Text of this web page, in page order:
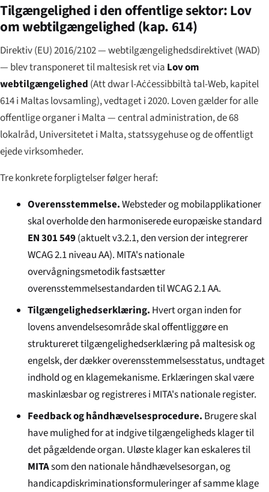
Tilgængelighed i den offentlige sektor: Lov
om webtilgængelighed (kap. 614)
Direktiv (EU) 2016/2102 — webtilgængelighedsdirektivet (WAD)
— blev transponeret til maltesisk ret via Lov om
webtilgængelighed (Att dwar l-Aċċessibbiltà tal-Web, kapitel
614 i Maltas lovsamling), vedtaget i 2020. Loven gælder for alle
offentlige organer i Malta — central administration, de 68
lokalråd, Universitetet i Malta, statssygehuse og de offentligt
ejede virksomheder.
Tre konkrete forpligtelser følger heraf:
Overensstemmelse.Websteder og mobilapplikationer
skal overholde den harmoniserede europæiske standard
EN 301 549(aktuelt v3.2.1, den version der integrerer
WCAG 2.1 niveau AA). MITA's nationale
overvågningsmetodik fastsætter
overensstemmelsestandarden til WCAG 2.1 AA.
Tilgængelighedserklæring. Hvert organ inden for
lovens anvendelsesområde skal offentliggøre en
struktureret tilgængelighedserklæring på maltesisk og
engelsk, der dækker overensstemmelsesstatus, undtaget
indhold og en klagemekanisme. Erklæringen skal være
maskinlæsbar og registreres i MITA's nationale register.
Feedback og håndhævelsesprocedure. Brugere skal
have mulighed for at indgive tilgængeligheds klager til
det pågældende organ. Uløste klager kan eskaleres til
MITAsom den nationale håndhævelsesorgan, og
handicapdiskriminationsformuleringer af samme klage